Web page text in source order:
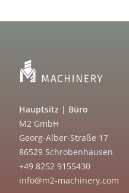
Hauptsitz | Büro
M2 GmbH
Georg-Alber-Straße 17
86529 Schrobenhausen
+49 8252 9155430
info@m2-machinery.com